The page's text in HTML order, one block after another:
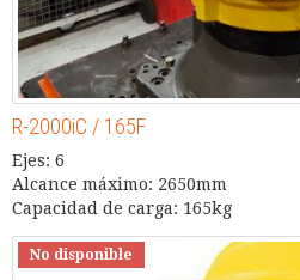
R-2000iC / 165F
Ejes: 6
Alcance máximo: 2650mm
Capacidad de carga: 165kg
No disponible